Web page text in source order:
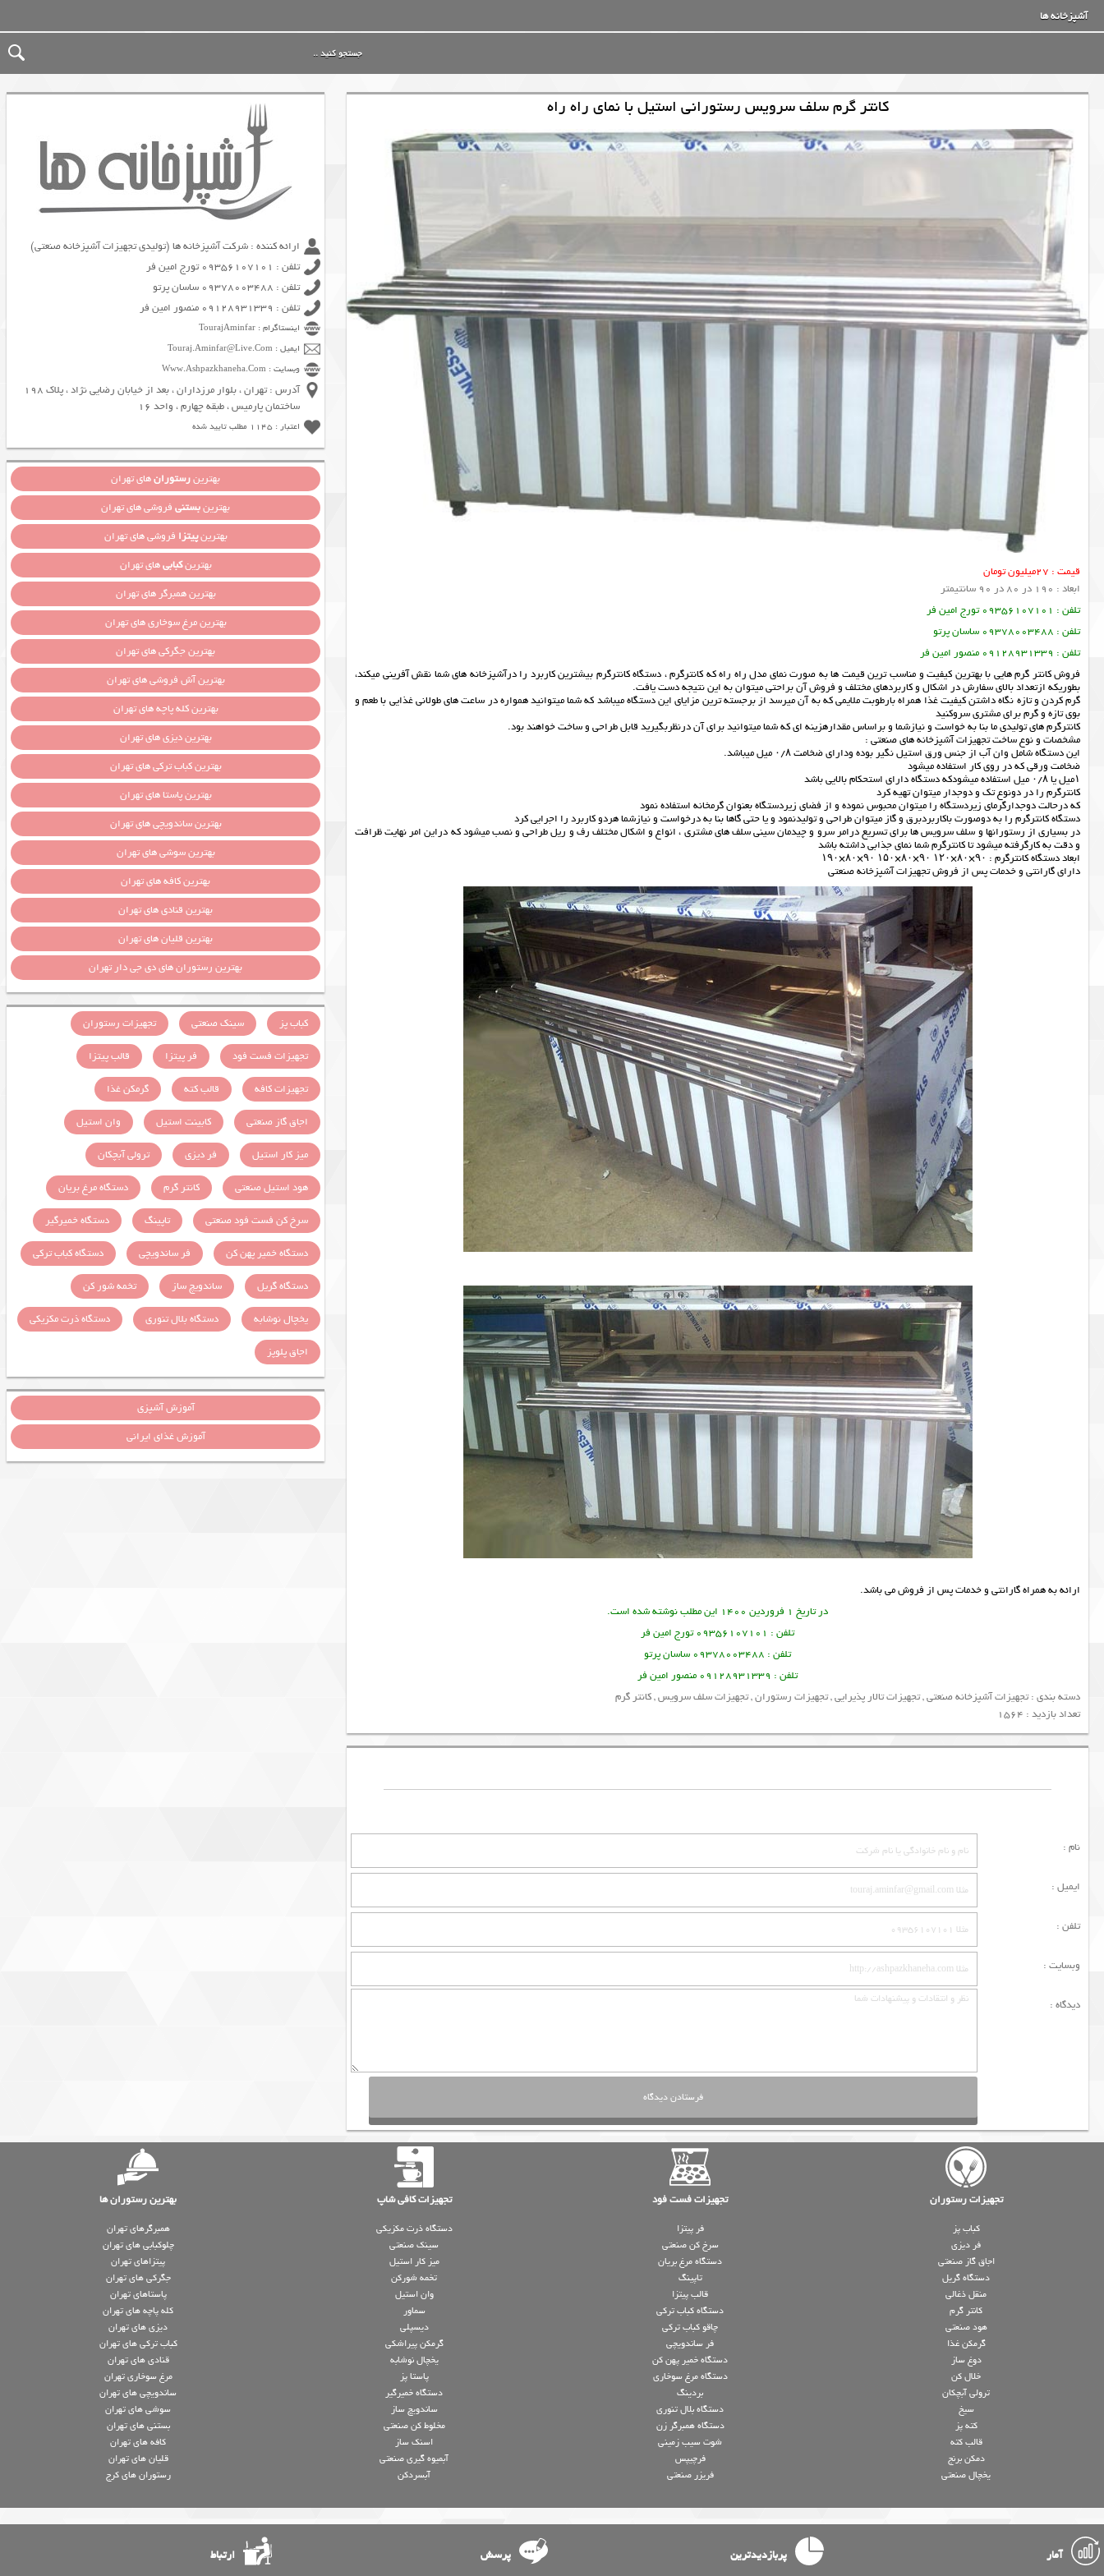
آشپزخانه ها
کانتر گرم سلف سرويس رستورانی استیل با نمای راه راه
قیمت : 27میلیون تومان
ابعاد : 190 در 80 در 90 سانتیمتر
تلفن : 09356107101 تورج امین فر
تلفن : 09378003488 ساسان پرتو
تلفن : 09128931339 منصور امین فر
فروش کانتر گرم هایی با بهترین کیفیت و مناسب ترین قیمت ها به صورت نمای مدل راه راه که کانترگرم ، دستگاه کانترگرم بیشترین کاربرد را درآشپزخانه های شما نقش آفرینی میکند،
بطوریکه ازتعداد بالای سفارش در اشکال و کاربردهای مختلف و فروش آن براحتی میتوان به این نتیجه دست یافت.
گرم کردن و تازه نگاه داشتن کیفیت غذا همراه بارطوبت ملایمی که به آن میرسد از برجسته ترین مزایای این دستگاه میباشد که شما میتوانید همواره در ساعت های طولانی غذایی با طعم و
بوی تازه و گرم برای مشتری سروکنید
کانترگرم های تولیدی ما بنا به خواست و نیازشما و براساس مقدارهزینه ای که شما میتوانید برای آن درنظربگیرید قابل طراحی و ساخت خواهند بود.
مشخصات و نوع ساخت تجهیزات آشپزخانه های صنعتی :
این دستگاه شامل وان آب از جنس ورق استیل نگیر بوده ودارای ضخامت ۰/۸ میل میباشد.
ضخامت ورقی که در روی کار استفاده میشود
۱میل یا ۰/۸ میل استفاده میشودکه دستگاه دارای استحکام بالایی باشد
کانترگرم را در دونوع تک و دوجدار میتوان تهیه کرد
که درحالت دوجدارگرمای زیردستگاه را میتوان محبوس نموده و از فضای زیردستگاه بعنوان گرمخانه استفاده نمود
دستگاه کانترگرم را به دوصورت باکاربردبرق و گاز میتوان طراحی و تولیدنمود و یا حتی گاها بنا به درخواست و نیازشما هردو کاربرد را اجرایی کرد
در بسیاری از رستورانها و سلف سرویس ها برای تسریع درامر سرو و چیدمان سینی سلف های مشتری ، انواع و اشکال مختلف رف و ریل طراحی و نصب میشود که دراین امر نهایت ظرافت
و دقت به کارگرفته میشود تا کانترگرم شما نمای جذابی داشته باشد
ابعاد دستگاه کانترگرم : ۹۰×۸۰×۱۲۰ ۹۰×۸۰×۱۵۰ ۹۰×۸۰×۱۹۰
دارای گارانتی و خدمات پس از فروش تجهیزات آشپزخانه صنعتی
ارائه به همراه گارانتی و خدمات پس از فروش می باشد.
در تاریخ 1 فروردین 1400 این مطلب نوشته شده است.
تلفن : 09356107101 تورج امین فر
تلفن : 09378003488 ساسان پرتو
تلفن : 09128931339 منصور امین فر
دسته بندی :تجهیزات آشپزخانه صنعتی,تجهیزات تالار پذیرایی,تجهیزات رستوران,تجهیزات سلف سرویس,کانتر گرم
تعداد بازدید : 1564
نام :
ایمیل :
تلفن :
وبسایت :
دیدگاه :
ارائه کننده : شرکت آشپزخانه ها (تولیدی تجهیزات آشپزخانه صنعتی)
تلفن : 09356107101 تورج امین فر
تلفن : 09378003488 ساسان پرتو
تلفن : 09128931339 منصور امین فر
اینستاگرام : TourajAminfar
ایمیل : Touraj.Aminfar@Live.Com
وبسایت : Www.Ashpazkhaneha.Com
آدرس : تهران ، بلوار مرزداران ، بعد از خیابان رضایی نژاد ، پلاک 198
ساختمان پارمیس ، طبقه چهارم ، واحد 16
اعتبار : 1145 مطلب تایید شده
بهترینرستورانهای تهران
بهترینبستنیفروشی های تهران
بهترینپیتزا فروشی های تهران
بهترینکبابیهای تهران
بهترین همبرگر های تهران
بهترین مرغ سوخاری های تهران
بهترین جگرکی های تهران
بهترین آش فروشی های تهران
بهترین کله پاچه های تهران
بهترین دیزی های تهران
بهترین کباب ترکی های تهران
بهترین پاستا های تهران
بهترین ساندویچی های تهران
بهترین سوشی های تهران
بهترین کافه های تهران
بهترین قنادی های تهران
بهترین قلیان های تهران
بهترین رستوران های دی جی دار تهران
کباب پز سینک صنعتی
تجهیزات رستوران
تجهیزات فست فود
فر پیتزا
قالب پیتزا
تجهیزات کافه
قالب کته
گرمکن غذا
اجاق گاز صنعتی
کابینت استیل
وان استیل
میز کار استیل
فر دیزی
ترولی آبچکان
هود استیل صنعتی
کانتر گرم
دستگاه مرغ بریان
سرخ کن فست فود صنعتی
تاپینگ
دستگاه خمیرگیر
دستگاه خمیر پهن کن
فر ساندویچی
دستگاه کباب ترکی
دستگاه گریل
ساندویچ ساز
تخمه شور کن
یخچال نوشابه
دستگاه بلال تنوری
دستگاه ذرت مکزیکی
اجاق پلوپز
آموزش آشپزی
آموزش غذای ایرانی
تجهیزات رستوران تجهیزات فست فود تجهیزات کافی شاپ بهترین رستوران ها
کباب پز
فر دیزی
اجاق گاز صنعتی
دستگاه گریل
منقل ذغالی
کانتر گرم
هود صنعتی
گرمکن غذا
دوغ ساز
خلال کن
ترولی آبچکان
سیخ
کته پز
قالب کته
دمکن برنج
یخچال صنعتی
فر پیتزا
سرخ کن صنعتی
دستگاه مرغ بریان
تاپینگ
قالب پیتزا
دستگاه کباب ترکی
چاقو کباب ترکی
فر ساندویچی
دستگاه خمیر پهن کن
دستگاه مرغ سوخاری
بردینگ
دستگاه بلال تنوری
دستگاه همبرگر زن
شوت سیب زمینی
فرچیپس
فریزر صنعتی
دستگاه ذرت مکزیکی
سینک صنعتی
میز کار استیل
تخمه شورکن
وان استیل
سماور
دیسپلی
گرمکن پیراشکی
یخچال نوشابه
پاستا پز
دستگاه خمیرگیر
ساندویچ ساز
مخلوط کن صنعتی
اسنک ساز
آبمیوه گیری صنعتی
آبسردکن
همبرگرهای تهران
چلوکبابی های تهران
پیتزاهای تهران
جگرکی های تهران
پاستاهای تهران
کله پاچه های تهران
دیزی های تهران
کباب ترکی های تهران
قنادی های تهران
مرغ سوخاری تهران
ساندویچی های تهران
سوشی های تهران
بستنی های تهران
کافه های تهران
قلیان های تهران
رستوران های کرج
آمار پربازدیدترین پرسش ارتباط